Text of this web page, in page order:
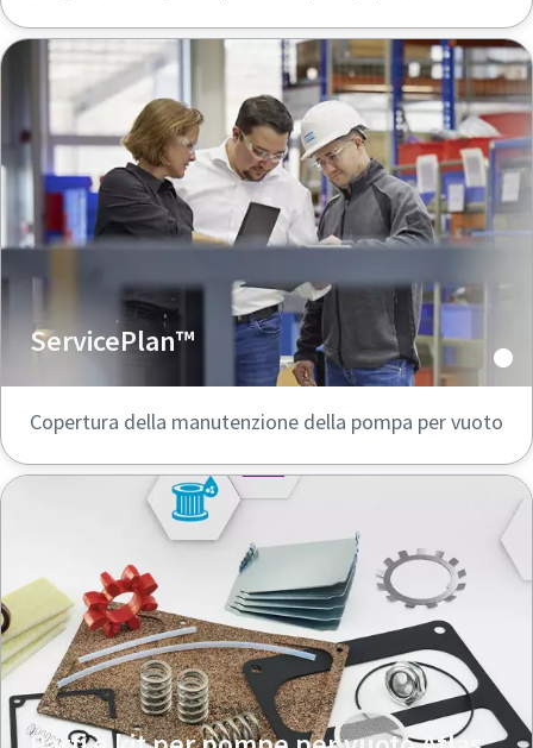
ServicePlan™
Copertura della manutenzione della pompa per vuoto